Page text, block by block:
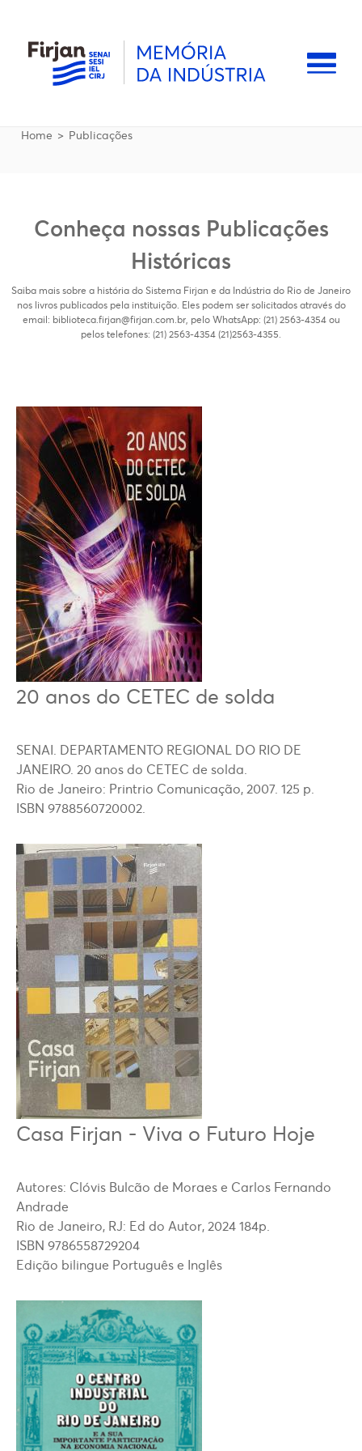
Trilha de navegação
Home Publicações
Conheça nossas Publicações
Históricas
Saiba mais sobre a história do Sistema Firjan e da Indústria do Rio de Janeiro
nos livros publicados pela instituição. Eles podem ser solicitados através do
email: biblioteca.firjan@firjan.com.br, pelo WhatsApp: (21) 2563-4354 ou
pelos telefones: (21) 2563-4354 (21)2563-4355.
20 anos do CETEC de solda
SENAI. DEPARTAMENTO REGIONAL DO RIO DE
JANEIRO. 20 anos do CETEC de solda.
Rio de Janeiro: Printrio Comunicação, 2007. 125 p.
ISBN 9788560720002.
Casa Firjan - Viva o Futuro Hoje
Autores: Clóvis Bulcão de Moraes e Carlos Fernando
Andrade
Rio de Janeiro, RJ: Ed do Autor, 2024 184p.
ISBN 9786558729204
Edição bilingue Português e Inglês